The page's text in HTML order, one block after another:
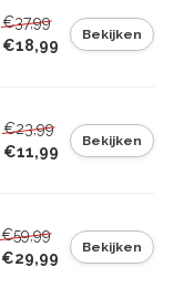
€37,99
€18,99
Bekijken
€23,99
€11,99
Bekijken
€59,99
€29,99
Bekijken